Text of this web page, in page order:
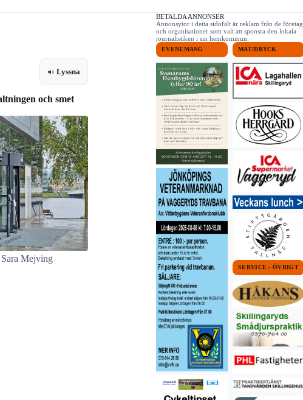
Lyssna
och smet
Mejving
BETALDA ANNONSER
Annonsytor i detta sidofält är reklam från de företag
och organisationer som valt att sponsra den lokala
journalistiken i sin hemkommun.
EVENEMANG MAT/DRYCK
SERVICE - ÖVRIGT